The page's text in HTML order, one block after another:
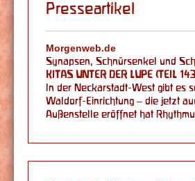
Presseartikel
Morgenweb.de
Synapsen, Schnürsenkel und
KITAS UNTER DER LUPE (TEIL
In der Neckarstadt-West gibt es
Waldorf-Einrichtung – die jetzt
Außenstelle eröffnet hat